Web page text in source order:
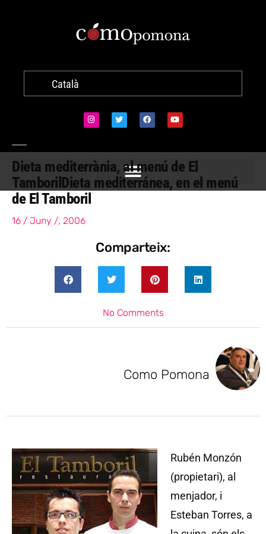
Català
Dieta mediterrània, al menú de El
Tamboril Dieta mediterránea, en el menú
de El Tamboril
16 / Juny /, 2006
Comparteix:
No Comments
Como Pomona
Rubén Monzón
(propietari), al
menjador, i
Esteban Torres, a